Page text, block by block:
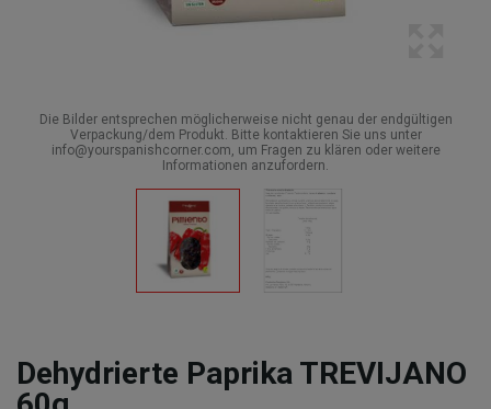
Die Bilder entsprechen möglicherweise nicht genau der endgültigen
Verpackung/dem Produkt. Bitte kontaktieren Sie uns unter
info@yourspanishcorner.com, um Fragen zu klären oder weitere
Informationen anzufordern.
Dehydrierte Paprika TREVIJANO